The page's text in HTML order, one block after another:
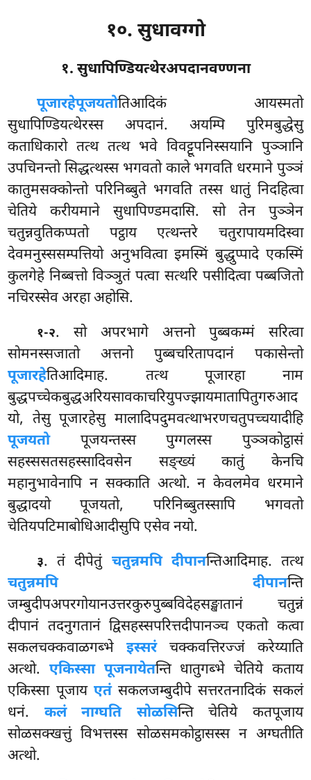
१०. सुधावग्गो
१. सुधापिण्डियत्थेरअपदानवण्णना
पूजारहेपूजयतोतिआदिकं आयस्मतो
सुधापिण्डियत्थेरस्स अपदानं. अयम्पि पुरिमबुद्धेसु
कताधिकारो तत्थ तत्थ भवे विवट्टूपनिस्सयानि पुञ्ञानि
उपचिनन्तो सिद्धत्थस्स भगवतो काले भगवति धरमाने पुञ्ञं
कातुमसक्कोन्तो परिनिब्बुते भगवति तस्स धातुं निदहित्वा
चेतिये करीयमाने सुधापिण्डमदासि. सो तेन पुञ्ञेन
चतुन्नवुतिकप्पतो पट्ठाय एत्थन्तरे चतुरापायमदिस्वा
देवमनुस्ससम्पत्तियो अनुभवित्वा इमस्मिं बुद्धुप्पादे एकस्मिं
कुलगेहे निब्बत्तो विञ्ञुतं पत्वा सत्थरि पसीदित्वा पब्बजितो
नचिरस्सेव अरहा अहोसि.
१-२. सो अपरभागे अत्तनो पुब्बकम्मं सरित्वा
सोमनस्सजातो अत्तनो पुब्बचरितापदानं पकासेन्तो
पूजारहेतिआदिमाह. तत्थ पूजारहा नाम
बुद्धपच्चेकबुद्धअरियसावकाचरियुपज्झायमातापितुगरुआद
यो, तेसु पूजारहेसु मालादिपदुमवत्थाभरणचतुपच्चयादीहि
पूजयतोपूजयन्तस्स पुग्गलस्स पुञ्ञकोट्ठासं
सहस्ससतसहस्सादिवसेन सङ्ख्यं कातुं केनचि
महानुभावेनापि न सक्काति अत्थो. न केवलमेव धरमाने
बुद्धादयो पूजयतो, परिनिब्बुतस्सापि भगवतो
चेतियपटिमाबोधिआदीसुपि एसेव नयो.
३. तं दीपेतुं चतुन्नमपि दीपानन्तिआदिमाह. तत्थ
चतुन्नमपि दीपानन्ति
जम्बुदीपअपरगोयानउत्तरकुरुपुब्बविदेहसङ्खातानं चतुन्नं
दीपानं तदनुगतानं द्विसहस्सपरित्तदीपानञ्च एकतो कत्वा
सकलचक्कवाळगब्भेइस्सरंचक्कवत्तिरज्जं करेय्याति
अत्थो. एकिस्सा पूजनायेतन्ति धातुगब्भे चेतिये कताय
एकिस्सा पूजाय एतंसकलजम्बुदीपे सत्तरतनादिकं सकलं
धनं. कलं नाग्घति सोळसिन्ति चेतिये कतपूजाय
सोळसक्खत्तुं विभत्तस्स सोळसमकोट्ठासस्स न अग्घतीति
अत्थो.